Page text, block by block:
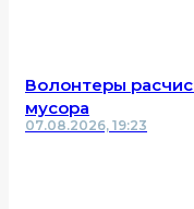
Волонтеры
мусора
07.08.2026, 19:23